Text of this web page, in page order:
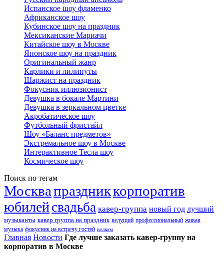
Испанское шоу фламенко
Африканское шоу
Кубинское шоу на праздник
Мексиканские Мариачи
Китайское шоу в Москве
Японское шоу на праздник
Оригинальный жанр
Карлики и лилипуты
Шаржист на праздник
Фокусник иллюзионист
Девушка в бокале Мартини
Девушка в зеркальном цветке
Акробатическое шоу
Футбольный фристайл
Шоу «Баланс предметов»
Экстремальное шоу в Москве
Интерактивное Тесла шоу
Космическое шоу
Поиск по тегам
Москвапраздниккорпоратив
юбилейсвадьба кавер-группа новый год лучший
музыканты кавер группа на праздник ведущий профессиональный живая
музыка фокусник на встречу гостей велком
Главная Новости Где лучше заказать кавер-группу на
корпоратив в Москве